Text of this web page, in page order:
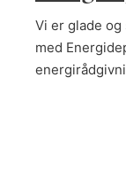
Vi er glade og
med